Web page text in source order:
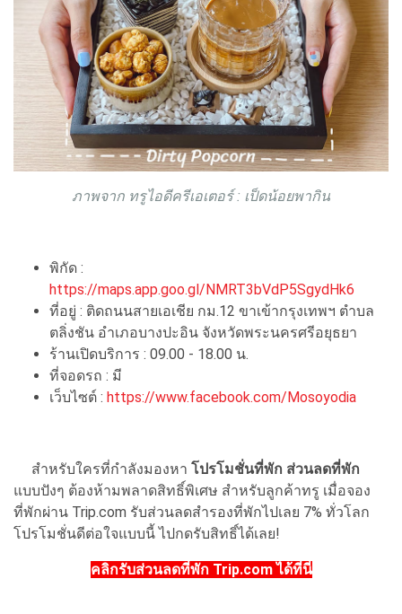
ภาพจาก ทรูไอดีครีเอเตอร์ : เป็ดน้อยพากิน
พิกัด :
https://maps.app.goo.gl/NMRT3bVdP5SgydHk6
ที่อยู่ : ติดถนนสายเอเชีย กม.12 ขาเข้ากรุงเทพฯ ตำบล
ตลิ่งชัน อำเภอบางปะอิน จังหวัดพระนครศรีอยุธยา
ร้านเปิดบริการ : 09.00 - 18.00 น.
ที่จอดรถ : มี
เว็บไซต์ : https://www.facebook.com/Mosoyodia
สำหรับใครที่กำลังมองหา โปรโมชั่นที่พัก ส่วนลดที่พัก
แบบปังๆ ต้องห้ามพลาดสิทธิ์พิเศษ สำหรับลูกค้าทรู เมื่อจอง
ที่พักผ่าน Trip.com รับส่วนลดสำรองที่พักไปเลย 7% ทั่วโลก
โปรโมชั่นดีต่อใจแบบนี้ ไปกดรับสิทธิ์ได้เลย!
คลิกรับส่วนลดที่พัก Trip.com ได้ที่นี่